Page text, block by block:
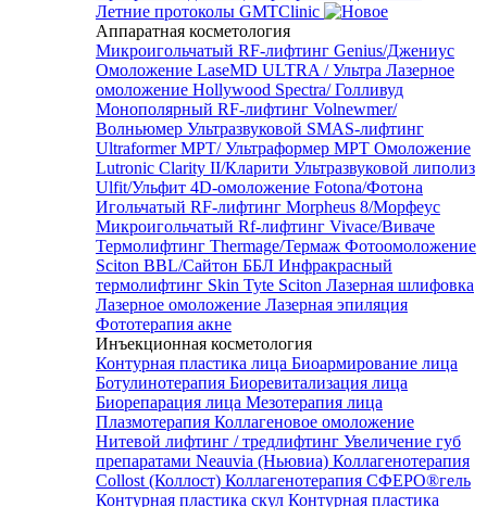
Летние протоколы GMTClinic
Аппаратная косметология
Микроигольчатый RF-лифтинг Genius/Джениус
Омоложение LaseMD ULTRA / Ультра Лазерное
омоложение Hollywood Spectra/ Голливуд
Монополярный RF-лифтинг Volnewmer/
Волньюмер Ультразвуковой SMAS-лифтинг
Ultraformer MPT/ Ультраформер MPT Омоложение
Lutronic Clarity II/Кларити Ультразвуковой липолиз
Ulfit/Ульфит 4D-омоложение Fotona/Фотона
Игольчатый RF-лифтинг Morpheus 8/Морфеус
Микроигольчатый Rf-лифтинг Vivace/Виваче
Термолифтинг Thermage/Термаж Фотоомоложение
Sciton BBL/Сайтон ББЛ Инфракрасный
термолифтинг Skin Tyte Sciton Лазерная шлифовка
Лазерное омоложение Лазерная эпиляция
Фототерапия акне
Инъекционная косметология
Контурная пластика лица Биоармирование лица
Ботулинотерапия Биоревитализация лица
Биорепарация лица Мезотерапия лица
Плазмотерапия Коллагеновое омоложение
Нитевой лифтинг / тредлифтинг Увеличение губ
препаратами Neauvia (Ньювиа) Коллагенотерапия
Collost (Коллост) Коллагенотерапия СФЕРО®гель
Контурная пластика скул Контурная пластика